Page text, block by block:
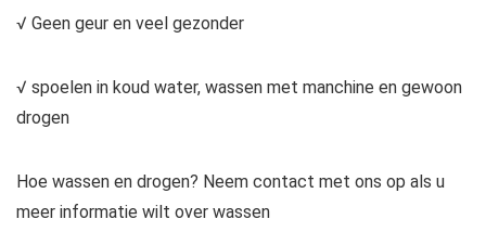
√ Geen geur en veel gezonder
√ spoelen in koud water, wassen met manchine en gewoon
drogen
Hoe wassen en drogen? Neem contact met ons op als u
meer informatie wilt over wassen